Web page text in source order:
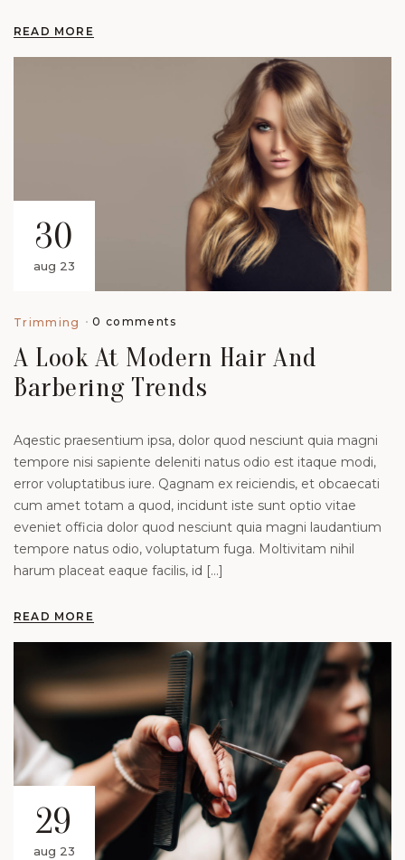
READ MORE
30
aug 23
Trimming 0 comments
A Look At Modern Hair And
Barbering Trends
Aqestic praesentium ipsa, dolor quod nesciunt quia magni
tempore nisi sapiente deleniti natus odio est itaque modi,
error voluptatibus iure. Qagnam ex reiciendis, et obcaecati
cum amet totam a quod, incidunt iste sunt optio vitae
eveniet officia dolor quod nesciunt quia magni laudantium
tempore natus odio, voluptatum fuga. Moltivitam nihil
harum placeat eaque facilis, id […]
READ MORE
29
aug 23